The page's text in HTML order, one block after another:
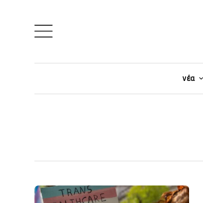
νέα